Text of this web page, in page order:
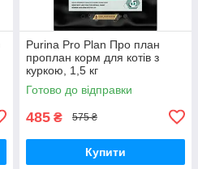
Purina Pro Plan Про план
проплан корм для котів з
куркою, 1,5 кг
Готово до відправки
485 ₴ 575 ₴
Купити